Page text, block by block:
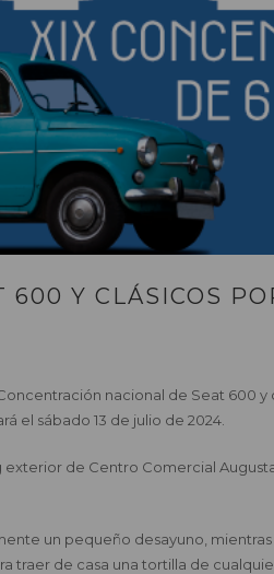
600 Y CLÁSICOS
nacional de Seat 600
el sábado 13 de julio de 2024.
de Centro Comercial
un pequeño desayuno,
traer de casa una tortilla de